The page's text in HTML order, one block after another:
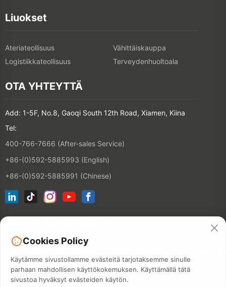
Liuokset
Ateriateollisuus
Vähittäiskauppa
Logistiikkateollisuus
Terveydenhuoltoala
OTA YHTEYTTÄ
Add: 1-5F, No.8, Gaoqi South 12th Road, Xiamen, Kiina
Tel:
400-766-7666 (After-sales Service)
+86-(0)592-5885993 (English)
+86-(0)592-5885991 (Chinese)
Cookies Policy
Käytämme sivustollamme evästeitä tarjotaksemme sinulle
parhaan mahdollisen käyttökokemuksen. Käyttämällä tätä
sivustoa hyväksyt evästeiden käytön.